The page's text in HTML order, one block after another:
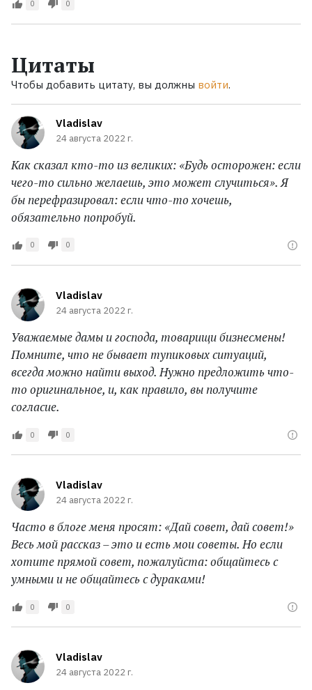
0 0
Цитаты
Чтобы добавить цитату, вы должны войти.
Vladislav
24 августа 2022 г.
Как сказал кто-то из великих: «Будь осторожен: если
чего-то сильно желаешь, это может случиться». Я
бы перефразировал: если что-то хочешь,
обязательно попробуй.
0 0
Vladislav
24 августа 2022 г.
Уважаемые дамы и господа, товарищи бизнесмены!
Помните, что не бывает тупиковых ситуаций,
всегда можно найти выход. Нужно предложить что-
то оригинальное, и, как правило, вы получите
согласие.
0 0
Vladislav
24 августа 2022 г.
Часто в блоге меня просят: «Дай совет, дай совет!»
Весь мой рассказ – это и есть мои советы. Но если
хотите прямой совет, пожалуйста: общайтесь с
умными и не общайтесь с дураками!
0 0
Vladislav
24 августа 2022 г.